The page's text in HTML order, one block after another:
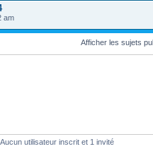
am
Afficher les sujets
utilisateur inscrit et 1 invité